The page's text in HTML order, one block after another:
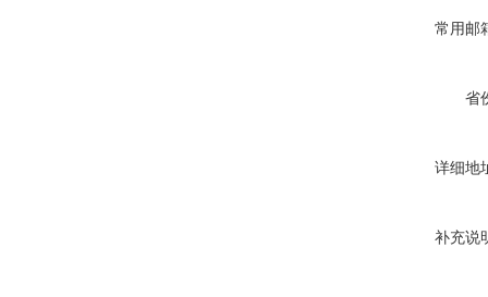
常用邮
省
详细地
补充说